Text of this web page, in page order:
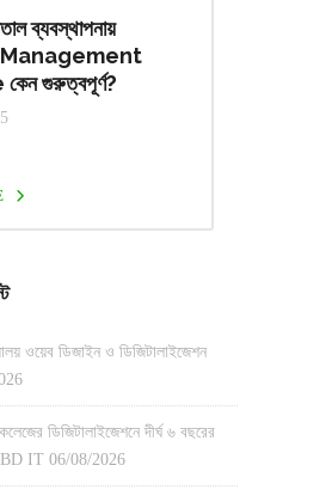
ব্যবস্থাপনায়
গুরুত্বপূর্ণ?
ওয়েব ডিজাইন ও ডিজিটালাইজেশন
ডিজিটালাইজেশনে দীর্ঘ ৬ বছরের
JBD IT 06/08/2026